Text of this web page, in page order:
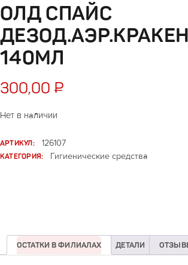
ОЛД СПАЙС
140МЛ
300,00 ₽
Нет в наличии
АРТИКУЛ:
126107
КАТЕГОРИЯ:
Гигиенические средства
ОСТАТКИ В ФИЛИАЛАХ ДЕТАЛИ